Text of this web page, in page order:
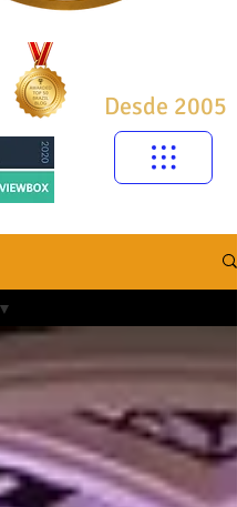
Desde 2005